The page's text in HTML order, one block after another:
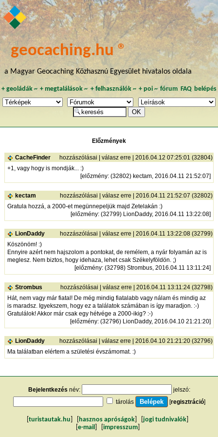
geocaching.hu ®
a Magyar Geocaching Közhasznú Egyesület hivatalos oldala
+ geoládák~ +megtalálások ~ + felhasználók~ + poi~ fórum FAQ belépés
Előzmények
CacheFinder hozzászólásai válasz erre | 2016.04.12 07:25:01 (32804)
+1, vagy hogy is mondják... :)
[előzmény: (32802) kectam, 2016.04.11 21:52:07]
kectam hozzászólásai válasz erre | 2016.04.11 21:52:07 (32802)
Gratula hozzá, a 2000-et megünnepeljük majd Zetelakán :)
[előzmény: (32799) LionDaddy, 2016.04.11 13:22:08]
LionDaddy hozzászólásai válasz erre | 2016.04.11 13:22:08 (32799)
Köszönöm! :)
Ennyire azért nem hajszolom a pontokat, de remélem, a nyár folyamán az is
meglesz. Nem biztos, hogy idehaza, lehet csak Székelyföldön. ;)
[előzmény: (32798) Strombus, 2016.04.11 13:11:24]
Strombus hozzászólásai válasz erre | 2016.04.11 13:11:24 (32798)
Hát, nem vagy már fiatal! De még mindig fiatalabb vagy nálam és mindig az
is maradsz. Igyekszem, hogy ez a találatok számában is így maradjon. :-)
Gratulálok! Akkor már csak egy hétvége a 2000-ikig? :-)
[előzmény: (32796) LionDaddy, 2016.04.10 21:21:20]
LionDaddy hozzászólásai válasz erre | 2016.04.10 21:21:20 (32796)
Ma találatban elértem a születési évszámomat. :)
Bejelentkezés név:
jelszó:
tárolás
[regisztráció]
turistautak.hu hasznos apróságok jogi tudnivalók
e-mail impresszum]